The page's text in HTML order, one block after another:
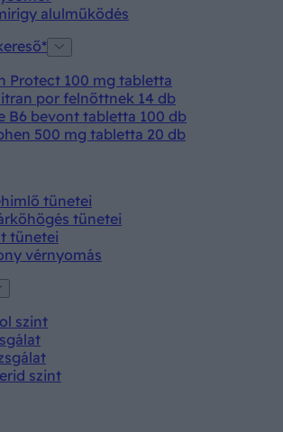
alulműködés
Protect 100 mg tabletta
por felnőttnek 14 db
B6 bevont tabletta 100 db
500 mg tabletta 20 db
tünetei
tünetei
tünetei
vérnyomás
szint
szint